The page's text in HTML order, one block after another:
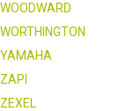
WOODWARD
WORTHINGTON
YAMAHA
ZAPI
ZEXEL